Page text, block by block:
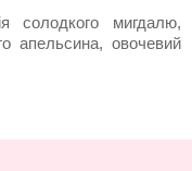
солодкого мигдалю,
апельсина, овочевий